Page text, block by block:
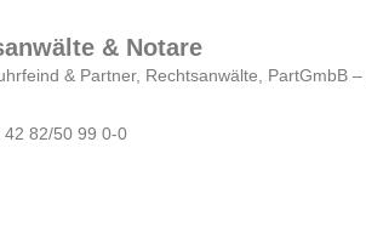
& Notare
& Partner, Rechtsanwälte, PartGmbB–
42 82/50 99 0-0